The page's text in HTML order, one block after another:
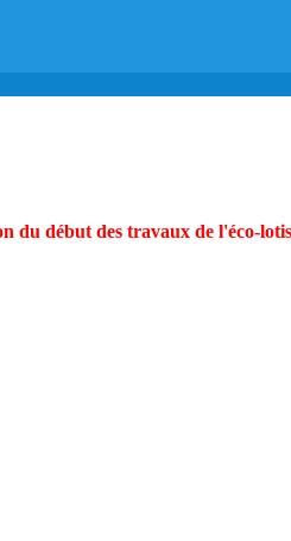
du début des travaux de l'éco-